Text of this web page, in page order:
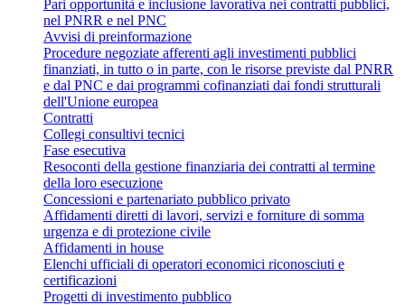
Pari opportunità e inclusione lavorativa nei contratti pubblici,
nel PNRR e nel PNC
Avvisi di preinformazione
Procedure negoziate afferenti agli investimenti pubblici
finanziati, in tutto o in parte, con le risorse previste dal PNRR
e dal PNC e dai programmi cofinanziati dai fondi strutturali
dell'Unione europea
Contratti
Collegi consultivi tecnici
Fase esecutiva
Resoconti della gestione finanziaria dei contratti al termine
della loro esecuzione
Concessioni e partenariato pubblico privato
Affidamenti diretti di lavori, servizi e forniture di somma
urgenza e di protezione civile
Affidamenti in house
Elenchi ufficiali di operatori economici riconosciuti e
certificazioni
Progetti di investimento pubblico